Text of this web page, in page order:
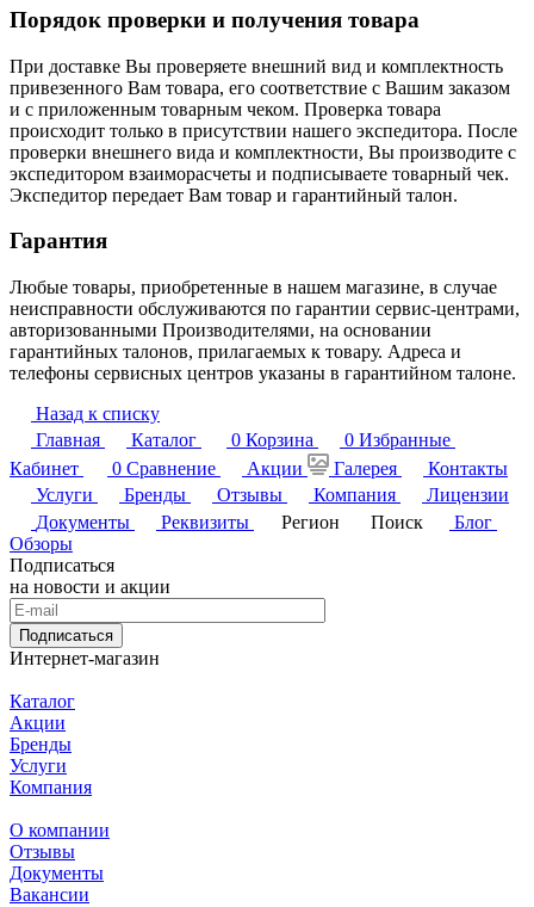
Порядок проверки и получения товара
При доставке Вы проверяете внешний вид и комплектность
привезенного Вам товара, его соответствие с Вашим заказом
и с приложенным товарным чеком. Проверка товара
происходит только в присутствии нашего экспедитора. После
проверки внешнего вида и комплектности, Вы производите с
экспедитором взаиморасчеты и подписываете товарный чек.
Экспедитор передает Вам товар и гарантийный талон.
Гарантия
Любые товары, приобретенные в нашем магазине, в случае
неисправности обслуживаются по гарантии сервис-центрами,
авторизованными Производителями, на основании
гарантийных талонов, прилагаемых к товару. Адреса и
телефоны сервисных центров указаны в гарантийном талоне.
Назад к списку
Главная
Каталог 0 Корзина 0 Избранные
Кабинет
0 Сравнение Акции Галерея
Контакты
Услуги
Бренды Отзывы Компания
Лицензии
Документы
Реквизиты Регион Поиск
Блог
Обзоры
Подписаться
на новости и акции
Подписаться
Интернет-магазин
Каталог
Акции
Бренды
Услуги
Компания
О компании
Отзывы
Документы
Вакансии